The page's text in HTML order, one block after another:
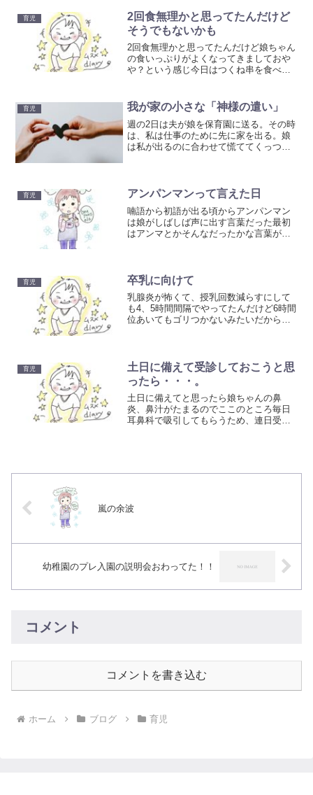
てトイトレを再開した。その後しばらく
してトイレが成功しだし、パンツへ移行
できるほどに成長した経過のレポ。
育児
2回食無理かと思ってたんだけど
そうでもないかも
2回食無理かと思ってたんだけど娘ちゃん
の食いっぷりがよくなってきましておや
や？という感じ今日はつくね串を食べて
べようとした！！おんなじことがしたい
だけで動作をまねてるだ...
育児 我が家の小さな「神様の遣い」
週の2日は夫が娘を保育園に送る。その時
は、私は仕事のために先に家を出る。娘
は私が出るのに合わせて慌ててくっつい
気づいた夫からのメール...
育児 アンパンマンって言えた日
喃語から初語が出る頃からアンパンマン
は娘がしばしば声に出す言葉だった最初
はアンマとかそんなだったかな言葉がた
ンってすらすら言えるよう...
育児 卒乳に向けて
乳腺炎が怖くて、授乳回数減らすにして
も4、5時間間隔でやってたんだけど6時間
位あいてもゴリつかないみたいだから食
くこれで頑張るぞー！
育児
土日に備えて受診しておこうと思
ったら・・・。
土日に備えてと思ったら娘ちゃんの鼻
炎、鼻汁がたまるのでここのところ毎日
耳鼻科で吸引してもらうため、連日受診
嵐の余波
幼稚園のプレ入園の説明会おわってた！！
コメント
コメントを書き込む
ホーム ブログ 育児